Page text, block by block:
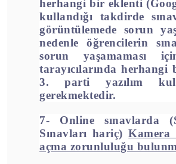
herhangi bir eklenti
kullandığı takdirde
görüntülemede sorun
nedenle öğrencilerin
sorun yaşamaması
tarayıcılarında
3. parti yazılım
gerekmektedir.
7- Online sınavlarda
Sınavları hariç)Kamera
açma zorunluluğu